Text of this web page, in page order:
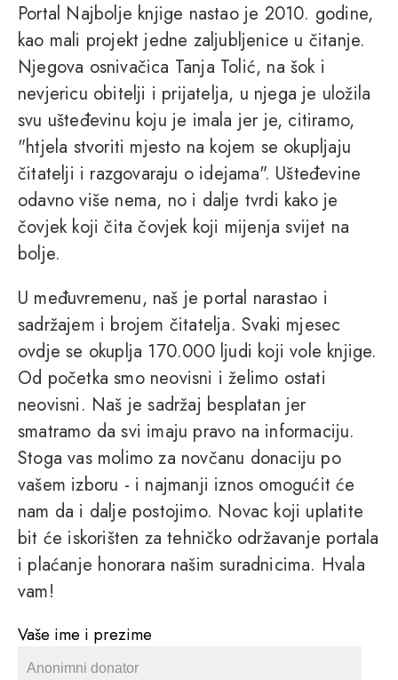
Portal Najbolje knjige nastao je 2010. godine,
kao mali projekt jedne zaljubljenice u čitanje.
Njegova osnivačica Tanja Tolić, na šok i
nevjericu obitelji i prijatelja, u njega je uložila
svu ušteđevinu koju je imala jer je, citiramo,
"htjela stvoriti mjesto na kojem se okupljaju
čitatelji i razgovaraju o idejama". Ušteđevine
odavno više nema, no i dalje tvrdi kako je
čovjek koji čita čovjek koji mijenja svijet na
bolje.
U međuvremenu, naš je portal narastao i
sadržajem i brojem čitatelja. Svaki mjesec
ovdje se okuplja 170.000 ljudi koji vole knjige.
Od početka smo neovisni i želimo ostati
neovisni. Naš je sadržaj besplatan jer
smatramo da svi imaju pravo na informaciju.
Stoga vas molimo za novčanu donaciju po
vašem izboru - i najmanji iznos omogućit će
nam da i dalje postojimo. Novac koji uplatite
bit će iskorišten za tehničko održavanje portala
i plaćanje honorara našim suradnicima. Hvala
vam!
Vaše ime i prezime